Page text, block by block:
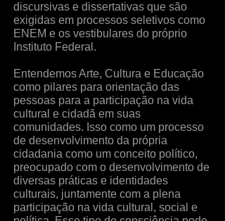
discursivas e dissertativas que são
exigidas em processos seletivos como
ENEM e os vestibulares do próprio
Instituto Federal.
Entendemos Arte, Cultura e Educação
como pilares para orientação das
pessoas para a participação na vida
cultural e cidadã em suas
comunidades. Isso como um processo
de desenvolvimento da própria
cidadania como um conceito político,
preocupado com o desenvolvimento de
diversas práticas e identidades
culturais, juntamente com a plena
participação na vida cultural, social e